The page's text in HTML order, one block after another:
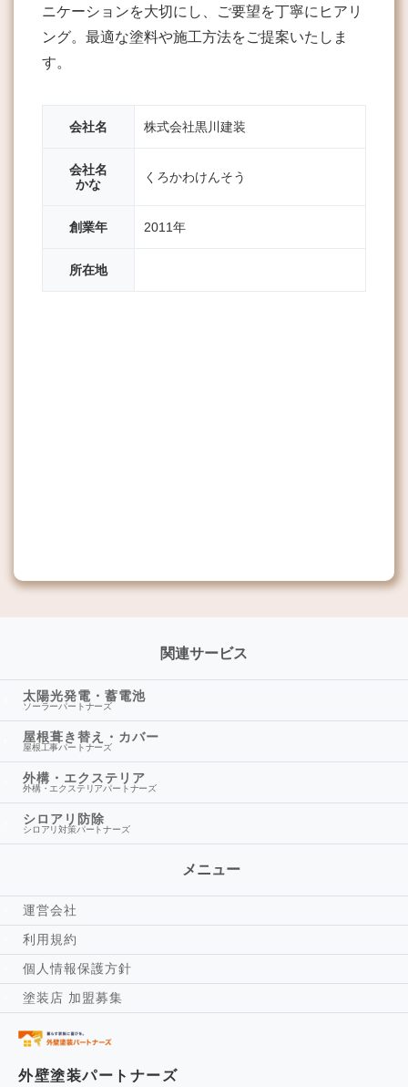
ニケーションを大切にし、ご要望を丁寧にヒアリ
ング。最適な塗料や施工方法をご提案いたしま
す。
会社名 株式会社黒川建装
会社名
かな
くろかわけんそう
創業年 2011年
所在地
外壁塗装パートナーズ
運営会社
利用規約
個人情報保護方針
塗装店 加盟募集
関連サービス
太陽光発電・蓄電池
ソーラーパートナーズ
屋根葺き替え・カバー
屋根工事パートナーズ
外構・エクステリア
外構・エクステリアパートナーズ
シロアリ防除
シロアリ対策パートナーズ
メニュー